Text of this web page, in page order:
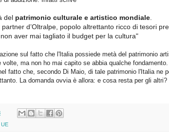
del patrimonio culturale e artistico mondiale
d’Oltralpe, popolo altrettanto ricco di tesori
aver mai tagliato il budget per la cultura"
sul fatto che l'Italia possiede metà del patrimonio
ma non ho mai capito se abbia qualche
fatto che, secondo Di Maio, di tale patrimonio l'Italia ne
La domanda ovvia è allora: e cosa resta per gli altri?
UE